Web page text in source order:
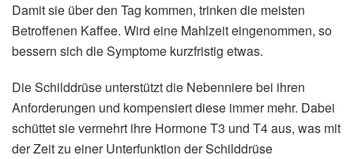
Damit sie über den Tag kommen, trinken die meisten
Betroffenen Kaffee. Wird eine Mahlzeit eingenommen, so
bessern sich die Symptome kurzfristig etwas.
Die Schilddrüse unterstützt die Nebenniere bei ihren
Anforderungen und kompensiert diese immer mehr. Dabei
schüttet sie vermehrt ihre Hormone T3 und T4 aus, was mit
der Zeit zu einer Unterfunktion der Schilddrüse